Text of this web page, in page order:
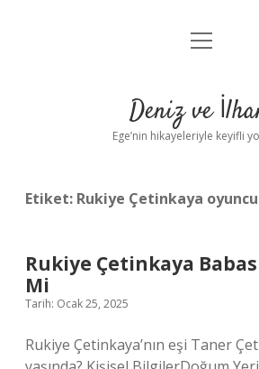
Anasayfa
Yasal Uyarı
menüyü
Deniz ve
Ege’nin hikayeleriyle keyifli
Etiket: Rukiye Çetinkaya
Rukiye Çetinkaya
Mi
Tarih: Ocak 25, 2025
Rukiye Çetinkaya’nın eşi Taner